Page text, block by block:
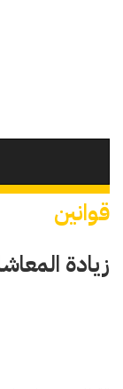
قوانين
زيادة